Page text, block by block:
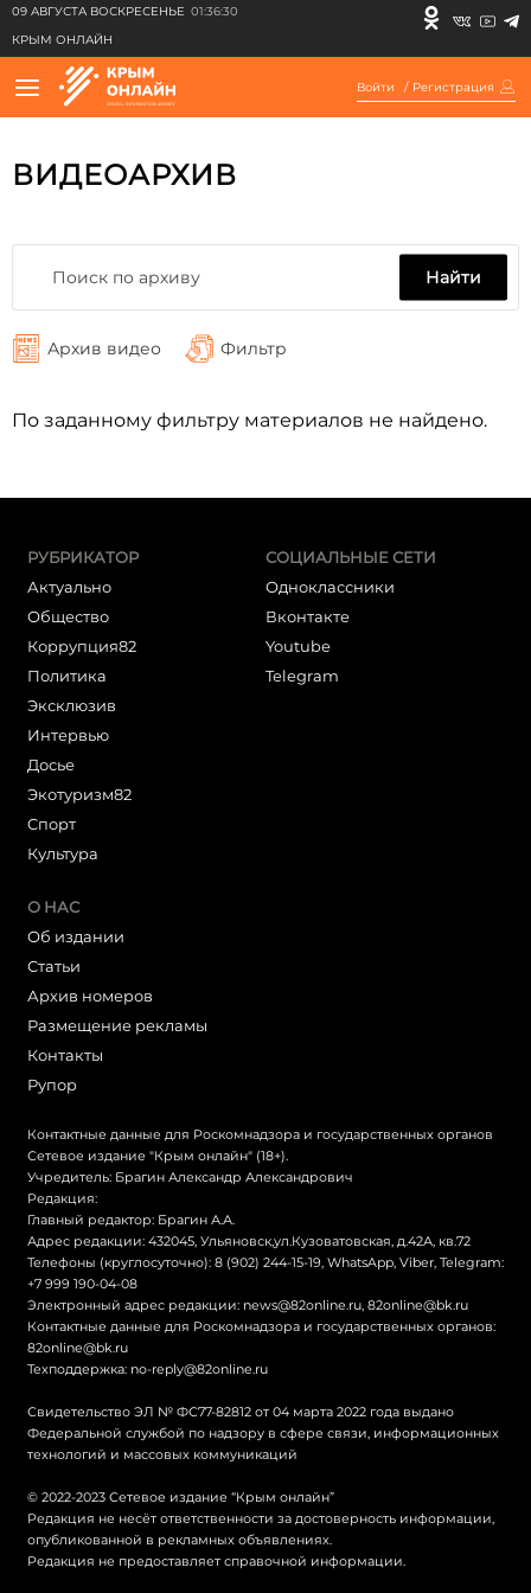
09 АВГУСТА ВОСКРЕСЕНЬЕ 01:36:30
КРЫМ ОНЛАЙН
Войти / Регистрация
ВИДЕОАРХИВ
Найти
Архив видео Фильтр
По заданному фильтру материалов не найдено.
РУБРИКАТОР
Актуально
Общество
Коррупция82
Политика
Эксклюзив
Интервью
Досье
Экотуризм82
Cпорт
Культура
СОЦИАЛЬНЫЕ СЕТИ
Одноклассники
Вконтакте
Youtube
Telegram
О НАС
Об издании
Статьи
Архив номеров
Размещение рекламы
Контакты
Рупор
Контактные данные для Роскомнадзора и государственных органов
Сетевое издание "Крым онлайн" (18+).
Учредитель: Брагин Александр Александрович
Редакция:
Главный редактор: Брагин А.А.
Адрес редакции: 432045, Ульяновск,ул.Кузоватовская, д.42А, кв.72
Телефоны (круглосуточно): 8 (902) 244-15-19, WhatsApp, Viber, Telegram:
+7 999 190-04-08
Электронный адрес редакции: news@82online.ru, 82online@bk.ru
Контактные данные для Роскомнадзора и государственных органов:
82online@bk.ru
Техподдержка: no-reply@82online.ru
Свидетельство ЭЛ № ФС77-82812 от 04 марта 2022 года выдано
Федеральной службой по надзору в сфере связи, информационных
технологий и массовых коммуникаций
© 2022-2023 Сетевое издание “Крым онлайн”
Редакция не несёт ответственности за достоверность информации,
опубликованной в рекламных объявлениях.
Редакция не предоставляет справочной информации.